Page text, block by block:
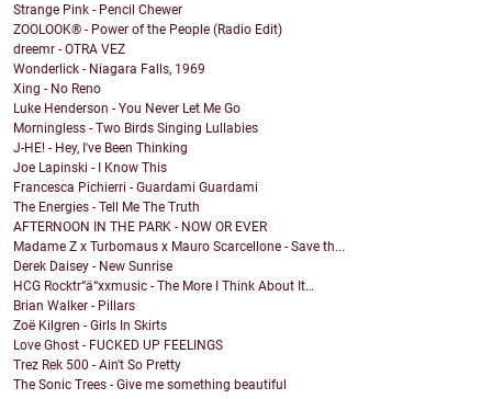
Strange Pink - Pencil Chewer
ZOOLOOK® - Power of the People (Radio Edit)
dreemr - OTRA VEZ
Wonderlick - Niagara Falls, 1969
Xing - No Reno
Luke Henderson - You Never Let Me Go
Morningless - Two Birds Singing Lullabies
J-HE! - Hey, I've Been Thinking
Joe Lapinski - I Know This
Francesca Pichierri - Guardami Guardami
The Energies - Tell Me The Truth
AFTERNOON IN THE PARK - NOW OR EVER
Madame Z x Turbomaus x Mauro Scarcellone - Save th...
Derek Daisey - New Sunrise
HCG Rocktr“ä“xxmusic - The More I Think About It…
Brian Walker - Pillars
Zoë Kilgren - Girls In Skirts
Love Ghost - FUCKED UP FEELINGS
Trez Rek 500 - Ain't So Pretty
The Sonic Trees - Give me something beautiful